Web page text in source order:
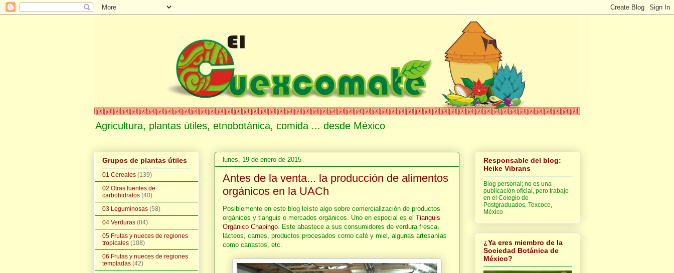
Agricultura, plantas útiles, etnobotánica, comida ... desde México
lunes, 19 de enero de 2015
Antes de la venta... la producción de alimentos
orgánicos en la UACh
Posiblemente en este blog leíste algo sobre comercialización de productos
orgánicos y tianguis o mercados orgánicos. Uno en especial es el Tianguis
Orgánico Chapingo. Este abastece a sus consumidores de verdura fresca,
lácteos, carnes, productos procesados como café y miel, algunas artesanías
como canastos, etc.
Grupos de plantas útiles
01 Cereales (139)
02 Otras fuentes de
carbohidratos (40)
03 Leguminosas (58)
04 Verduras (84)
05 Frutas y nueces de regiones
tropicales (108)
06 Frutas y nueces de regiones
templadas (42)
Responsable del blog:
Heike Vibrans
Blog personal; no es una
publicación oficial, pero trabajo
en el Colegio de
Postgraduados, Texcoco,
México
¿Ya eres miembro de la
Sociedad Botánica de
México?